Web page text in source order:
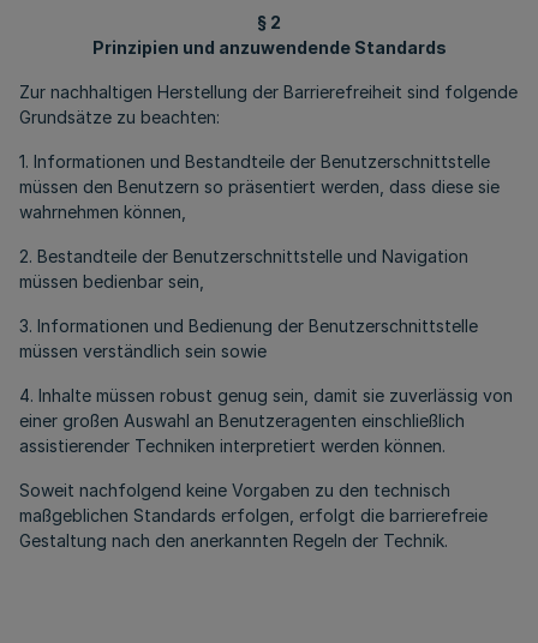
§ 2
Prinzipien und anzuwendende Standards
Zur nachhaltigen Herstellung der Barrierefreiheit sind folgende
Grundsätze zu beachten:
1. Informationen und Bestandteile der Benutzerschnittstelle
müssen den Benutzern so präsentiert werden, dass diese sie
wahrnehmen können,
2. Bestandteile der Benutzerschnittstelle und Navigation
müssen bedienbar sein,
3. Informationen und Bedienung der Benutzerschnittstelle
müssen verständlich sein sowie
4. Inhalte müssen robust genug sein, damit sie zuverlässig von
einer großen Auswahl an Benutzeragenten einschließlich
assistierender Techniken interpretiert werden können.
Soweit nachfolgend keine Vorgaben zu den technisch
maßgeblichen Standards erfolgen, erfolgt die barrierefreie
Gestaltung nach den anerkannten Regeln der Technik.